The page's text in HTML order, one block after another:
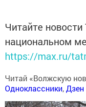
Читайте новости
национальном
https://max.ru/
Читай «Волжскую
Одноклассники,Дзен